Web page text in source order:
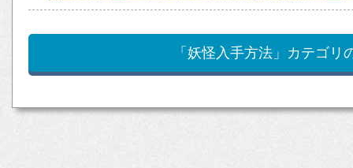
「妖怪入手方法」カテゴリ